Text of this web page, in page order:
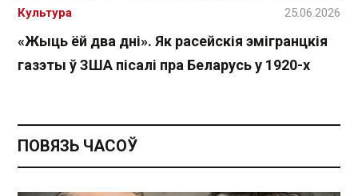
«Жыць ёй два дні». Як расейскія эмігранцкія
газэты ў ЗША пісалі пра Беларусь у 1920-х
Культура 25.06.2026
ПОВЯЗЬ ЧАСОЎ